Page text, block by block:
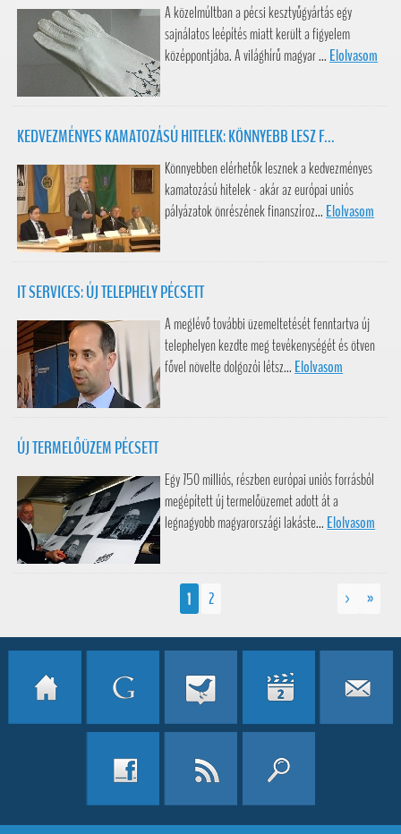
A közelmúltban a pécsi kesztyűgyártás egy
sajnálatos leépítés miatt került a figyelem
középpontjába. A világhírű magyar ... Elolvasom
KEDVEZMÉNYES KAMATOZÁSÚ HITELEK: KÖNNYEBB LESZ F...
Könnyebben elérhetők lesznek a kedvezményes
kamatozású hitelek - akár az európai uniós
pályázatok önrészének finanszíroz... Elolvasom
IT SERVICES: ÚJ TELEPHELY PÉCSETT
A meglévő további üzemeltetését fenntartva új
telephelyen kezdte meg tevékenységét és ötven
fővel növelte dolgozói létsz... Elolvasom
ÚJ TERMELŐÜZEM PÉCSETT
Egy 750 milliós, részben európai uniós forrásból
megépített új termelőüzemet adott át a
legnagyobb magyarországi lakáste... Elolvasom
1 2 > »